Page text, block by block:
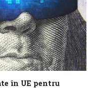
în UE pentru